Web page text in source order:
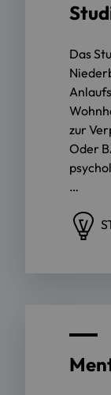
Das
zur
Oder
…